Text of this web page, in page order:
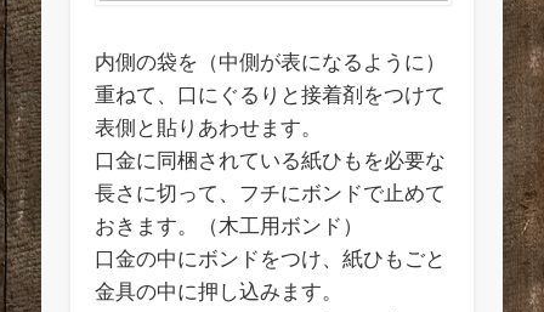
内側の袋を（中側が表になるように）
重ねて、口にぐるりと接着剤をつけて
表側と貼りあわせます。
口金に同梱されている紙ひもを必要な
長さに切って、フチにボンドで止めて
おきます。（木工用ボンド）
口金の中にボンドをつけ、紙ひもごと
金具の中に押し込みます。